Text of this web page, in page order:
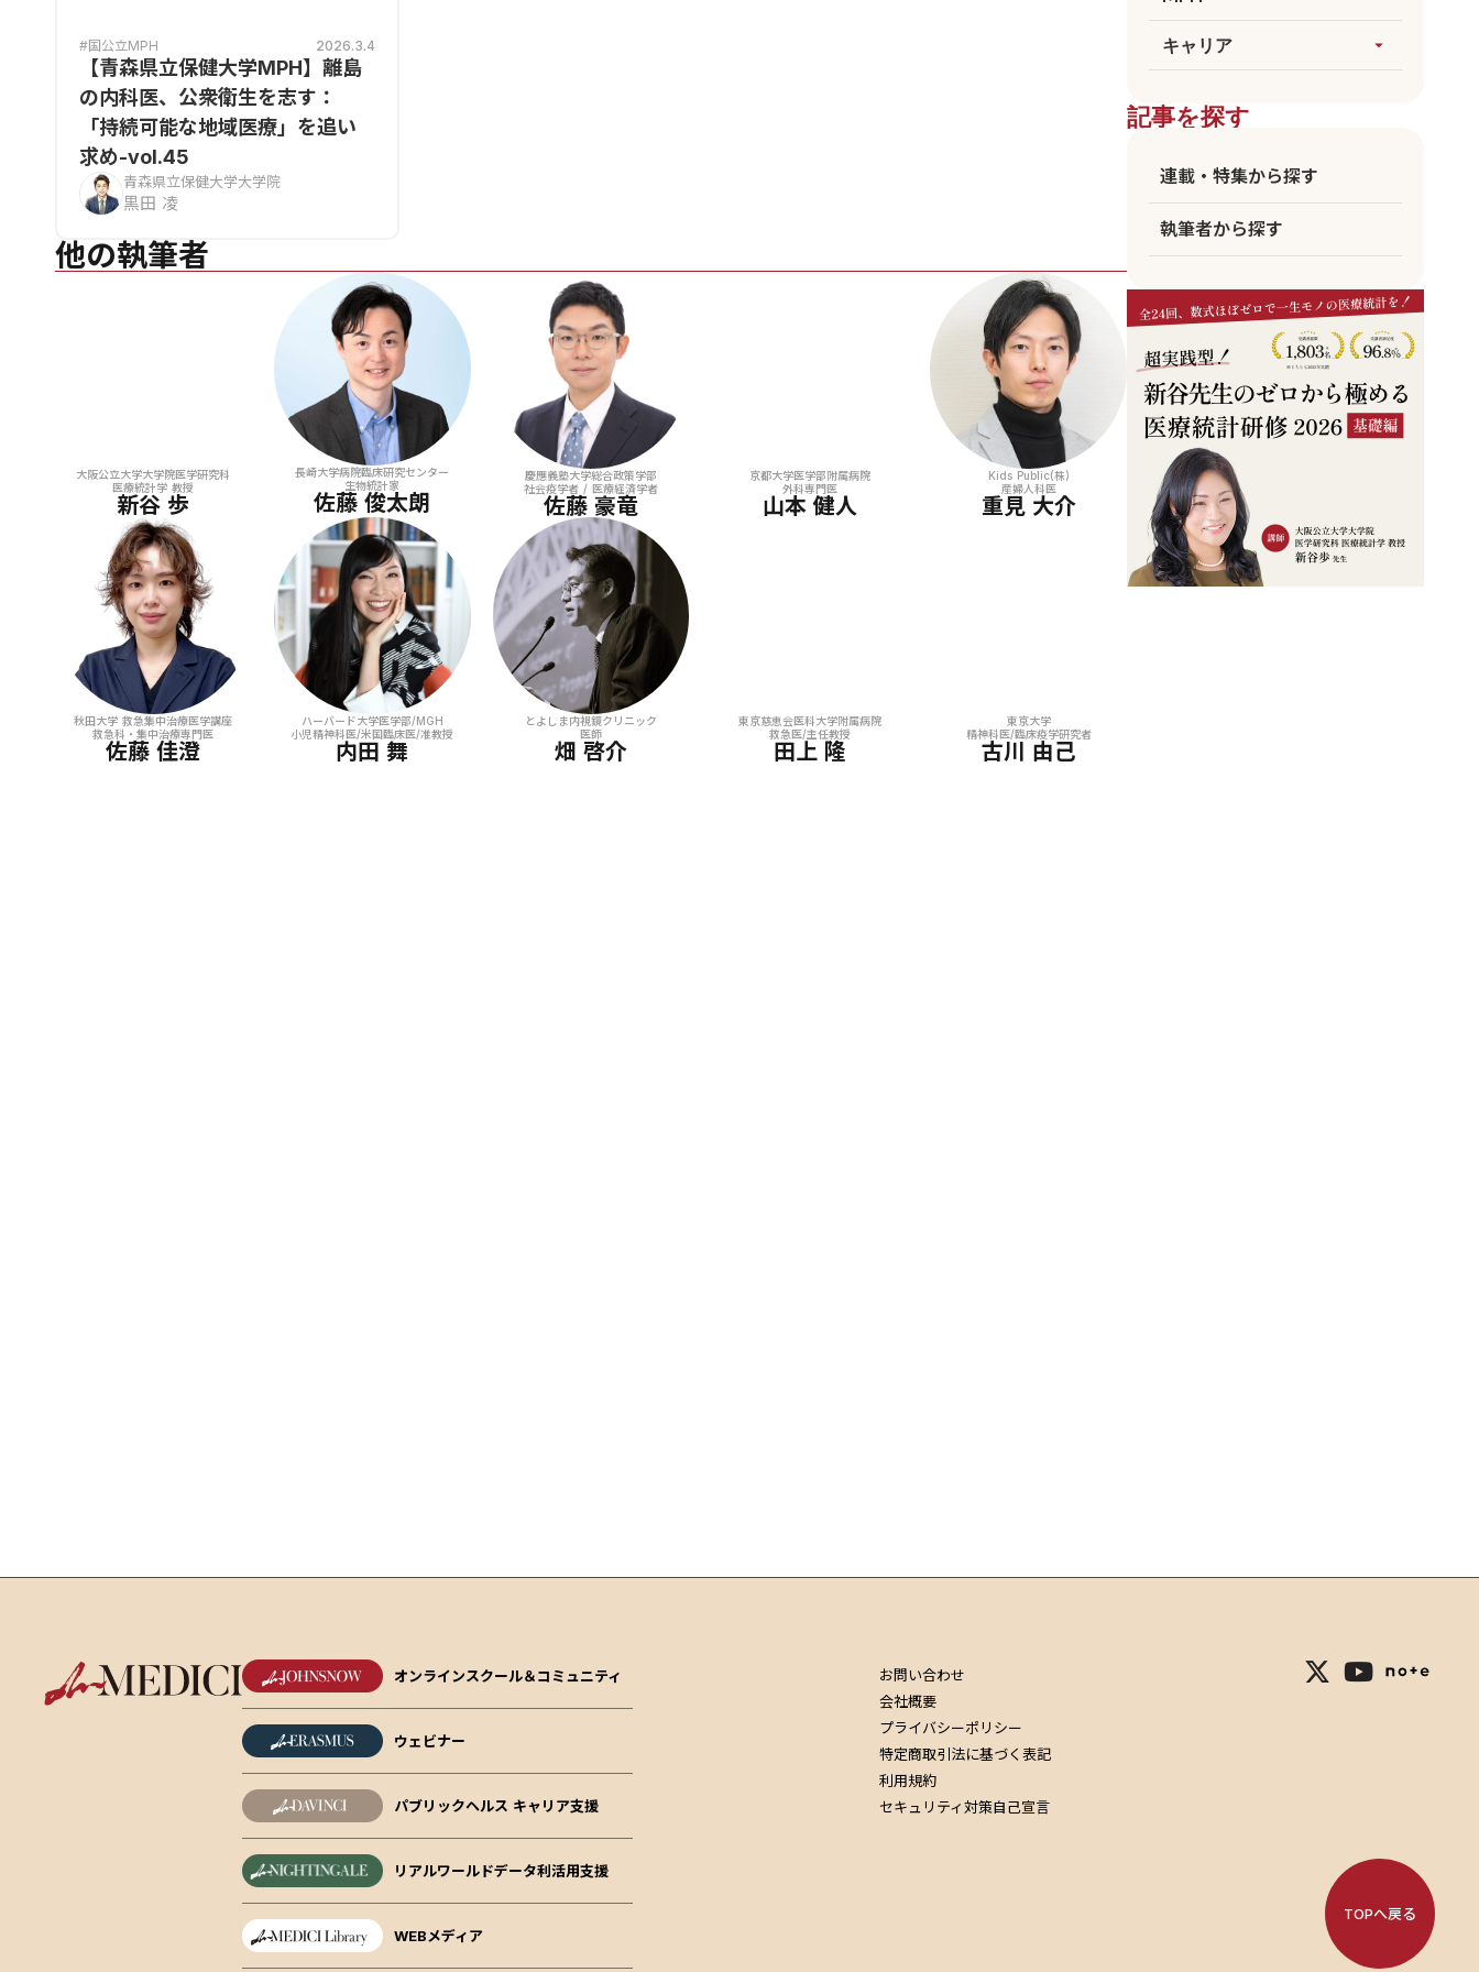
#国公立MPH 2026.3.4
【青森県立保健大学MPH】離島
の内科医、公衆衛生を志す：
「持続可能な地域医療」を追い
求め-vol.45
青森県立保健大学大学院
黒田 凌
他の執筆者
大阪公立大学大学院医学研究科
医療統計学 教授
新谷 歩
長崎大学病院臨床研究センター
生物統計家
佐藤 俊太朗
慶應義塾大学総合政策学部
社会疫学者 / 医療経済学者
佐藤 豪竜
京都大学医学部附属病院
外科専門医
山本 健人
Kids Public(株)
産婦人科医
重見 大介
秋田大学 救急集中治療医学講座
救急科・集中治療専門医
佐藤 佳澄
ハーバード大学医学部/MGH
小児精神科医/米国臨床医/准教授
内田 舞
とよしま内視鏡クリニック
医師
畑 啓介
東京慈恵会医科大学附属病院
救急医/主任教授
田上 隆
東京大学
精神科医/臨床疫学研究者
古川 由己
論文執筆
医療統計
臨床
ビジネス
すべてを見る
国公立MPH
京大MPH
キャリア arrow_drop_up
医師
看護師
リハビリ
アカデミア
企業職員
記事を探す
連載・特集から探す
執筆者から探す
オンラインスクール＆コミュニティ
ウェビナー
パブリックヘルス キャリア支援
リアルワールドデータ利活用支援
WEBメディア
お問い合わせ
会社概要
プライバシーポリシー
特定商取引法に基づく表記
利用規約
セキュリティ対策自己宣言
TOPへ戻る